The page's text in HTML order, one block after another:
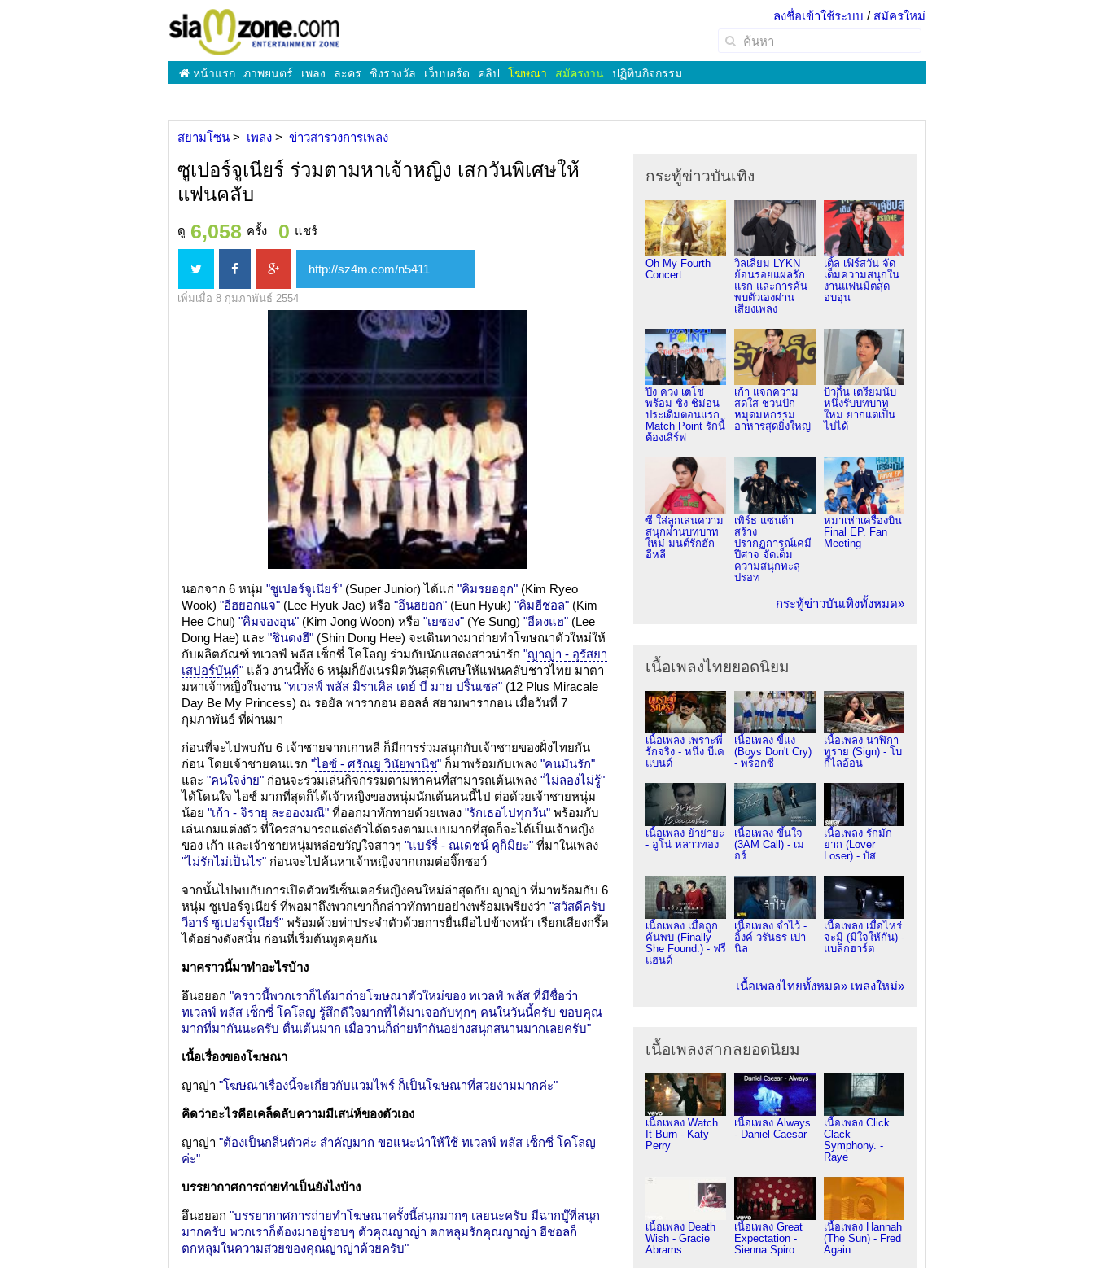
ลงชื่อเข้าใช้ระบบ / สมัครใหม่
หน้าแรก ภาพยนตร์ เพลง ละคร ชิงรางวัล เว็บบอร์ด คลิป โฆษณา สมัครงาน ปฏิทินกิจกรรม
สยามโซน เพลง ข่าวสารวงการเพลง
ซูเปอร์จูเนียร์ ร่วมตามหาเจ้าหญิง เสกวันพิเศษให้
แฟนคลับ
ดู 6,058 ครั้ง 0 แชร์
เพิ่มเมื่อ 8 กุมภาพันธ์ 2554
นอกจาก 6 หนุ่ม "ซูเปอร์จูเนียร์" (Super Junior) ได้แก่ "คิมรยออุก" (Kim Ryeo
Wook) "อีฮยอกแจ" (Lee Hyuk Jae) หรือ "อึนฮยอก" (Eun Hyuk) "คิมฮีชอล" (Kim
Hee Chul) "คิมจองอุน" (Kim Jong Woon) หรือ "เยซอง" (Ye Sung) "อีดงแฮ" (Lee
Dong Hae) และ "ชินดงฮี" (Shin Dong Hee) จะเดินทางมาถ่ายทำโฆษณาตัวใหม่ให้
กับผลิตภัณฑ์ ทเวลฟ์ พลัส เซ็กซี่ โคโลญ ร่วมกับนักแสดงสาวน่ารัก "ญาญ่า - อุรัสยา
เสปอร์บันด์" แล้ว งานนี้ทั้ง 6 หนุ่มก็ยังเนรมิตวันสุดพิเศษให้แฟนคลับชาวไทย มาตา
มหาเจ้าหญิงในงาน "ทเวลฟ์ พลัส มิราเคิล เดย์ บี มาย ปริ้นเซส" (12 Plus Miracale
Day Be My Princess) ณ รอยัล พารากอน ฮอลล์ สยามพารากอน เมื่อวันที่ 7
กุมภาพันธ์ ที่ผ่านมา
ก่อนที่จะไปพบกับ 6 เจ้าชายจากเกาหลี ก็มีการร่วมสนุกกับเจ้าชายของฝั่งไทยกัน
ก่อน โดยเจ้าชายคนแรก "ไอซ์ - ศรัณยู วินัยพานิช" ก็มาพร้อมกับเพลง "คนมันรัก"
และ "คนใจง่าย" ก่อนจะร่วมเล่นกิจกรรมตามหาคนที่สามารถเต้นเพลง "ไม่ลองไม่รู้"
ได้โดนใจ ไอซ์ มากที่สุดก็ได้เจ้าหญิงของหนุ่มนักเต้นคนนี้ไป ต่อด้วยเจ้าชายหนุ่ม
น้อย "เก้า - จิรายุ ละอองมณี" ที่ออกมาทักทายด้วยเพลง "รักเธอไปทุกวัน" พร้อมกับ
เล่นเกมแต่งตัว ที่ใครสามารถแต่งตัวได้ตรงตามแบบมากที่สุดก็จะได้เป็นเจ้าหญิง
ของ เก้า และเจ้าชายหนุ่มหล่อขวัญใจสาวๆ "แบร์รี่ - ณเดชน์ คูกิมิยะ" ที่มาในเพลง
"ไม่รักไม่เป็นไร" ก่อนจะไปค้นหาเจ้าหญิงจากเกมต่อจิ๊กซอว์
จากนั้นไปพบกับการเปิดตัวพรีเซ็นเตอร์หญิงคนใหม่ล่าสุดกับ ญาญ่า ที่มาพร้อมกับ 6
หนุ่ม ซูเปอร์จูเนียร์ ที่พอมาถึงพวกเขาก็กล่าวทักทายอย่างพร้อมเพรียงว่า "สวัสดีครับ
วีอาร์ ซูเปอร์จูเนียร์" พร้อมด้วยท่าประจำตัวด้วยการยื่นมือไปข้างหน้า เรียกเสียงกรี๊ด
ได้อย่างดังสนั่น ก่อนที่เริ่มต้นพูดคุยกัน
มาคราวนี้มาทำอะไรบ้าง
อึนฮยอก "คราวนี้พวกเราก็ได้มาถ่ายโฆษณาตัวใหม่ของ ทเวลฟ์ พลัส ที่มีชื่อว่า
ทเวลฟ์ พลัส เซ็กซี่ โคโลญ รู้สึกดีใจมากที่ได้มาเจอกับทุกๆ คนในวันนี้ครับ ขอบคุณ
มากที่มากันนะครับ ตื่นเต้นมาก เมื่อวานก็ถ่ายทำกันอย่างสนุกสนานมากเลยครับ"
เนื้อเรื่องของโฆษณา
ญาญ่า "โฆษณาเรื่องนี้จะเกี่ยวกับแวมไพร์ ก็เป็นโฆษณาที่สวยงามมากค่ะ"
คิดว่าอะไรคือเคล็ดลับความมีเสน่ห์ของตัวเอง
ญาญ่า "ต้องเป็นกลิ่นตัวค่ะ สำคัญมาก ขอแนะนำให้ใช้ ทเวลฟ์ พลัส เซ็กซี่ โคโลญ
ค่ะ"
บรรยากาศการถ่ายทำเป็นยังไงบ้าง
อึนฮยอก "บรรยากาศการถ่ายทำโฆษณาครั้งนี้สนุกมากๆ เลยนะครับ มีฉากบู๊ที่สนุก
มากครับ พวกเราก็ต้องมาอยู่รอบๆ ตัวคุณญาญ่า ตกหลุมรักคุณญาญ่า ฮีชอลก็
ตกหลุมในความสวยของคุณญาญ่าด้วยครับ"
กระทู้ข่าวบันเทิง
Oh My Fourth
Concert
วิลเลี่ยม LYKN
ย้อนรอยแผลรัก
แรก และการค้น
พบตัวเองผ่าน
เสียงเพลง
เติ้ล เฟิร์สวัน จัด
เต็มความสนุกใน
งานแฟนมีตสุด
อบอุ่น
ปิง ควง เตโช
พร้อม ซิง ชิม่อน
ประเดิมตอนแรก
Match Point รักนี้
ต้องเสิร์ฟ
เก้า แจกความ
สดใส ชวนปัก
หมุดมหกรรม
อาหารสุดยิ่งใหญ่
บิวกิ้น เตรียมนับ
หนึ่งรับบทบาท
ใหม่ ยากแต่เป็น
ไปได้
ซี ใส่ลูกเล่นความ
สนุกผ่านบทบาท
ใหม่ มนต์รักฮัก
อีหลี
เพิร์ธ แซนต้า
สร้าง
ปรากฏการณ์เคมี
ปีศาจ จัดเต็ม
ความสนุกทะลุ
ปรอท
หมาเห่าเครื่องบิน
Final EP. Fan
Meeting
กระทู้ข่าวบันเทิงทั้งหมด»
เนื้อเพลงไทยยอดนิยม
เนื้อเพลง เพราะพี่
รักจริง - หนึ่ง บีเค
แบนด์
เนื้อเพลง ขี้แง
(Boys Don't Cry)
- พร็อกซี
เนื้อเพลง นาฬิกา
ทราย (Sign) - โบ
กี้ไลอ้อน
เนื้อเพลง ย้าย่ายะ
- อูโน่ หลาวทอง
เนื้อเพลง ขึ้นใจ
(3AM Call) - เม
อร์
เนื้อเพลง รักมัก
ยาก (Lover
Loser) - บัส
เนื้อเพลง เมื่อถูก
ค้นพบ (Finally
She Found.) - ฟรี
แฮนด์
เนื้อเพลง จำไว้ -
อิ้งค์ วรันธร เปา
นิล
เนื้อเพลง เมื่อไหร่
จะมี (มีใจให้กัน) -
แบล็กฮาร์ต
เนื้อเพลงไทยทั้งหมด» เพลงใหม่»
เนื้อเพลงสากลยอดนิยม
เนื้อเพลง Watch
It Burn - Katy
Perry
เนื้อเพลง Always
- Daniel Caesar
เนื้อเพลง Click
Clack
Symphony. -
Raye
เนื้อเพลง Death
Wish - Gracie
Abrams
เนื้อเพลง Great
Expectation -
Sienna Spiro
เนื้อเพลง Hannah
(The Sun) - Fred
Again..